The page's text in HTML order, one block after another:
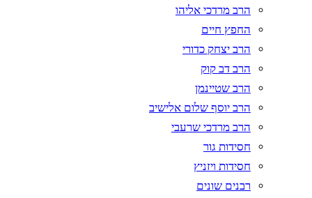
הרב מרדכי אליהו
החפץ חיים
הרב יצחק כדורי
הרב דב קוק
הרב שטיינמן
הרב יוסף שלום אלישיב
הרב מרדכי שרעבי
חסידות גור
חסידות ויזניץ
רבנים שונים